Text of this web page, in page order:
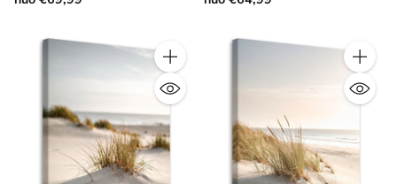
Kiekis Kiekis